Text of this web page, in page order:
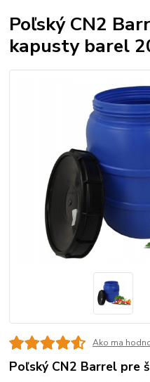
Poľský CN2
kapusty barel
Ako ma
Poľský CN2 Barrel pre